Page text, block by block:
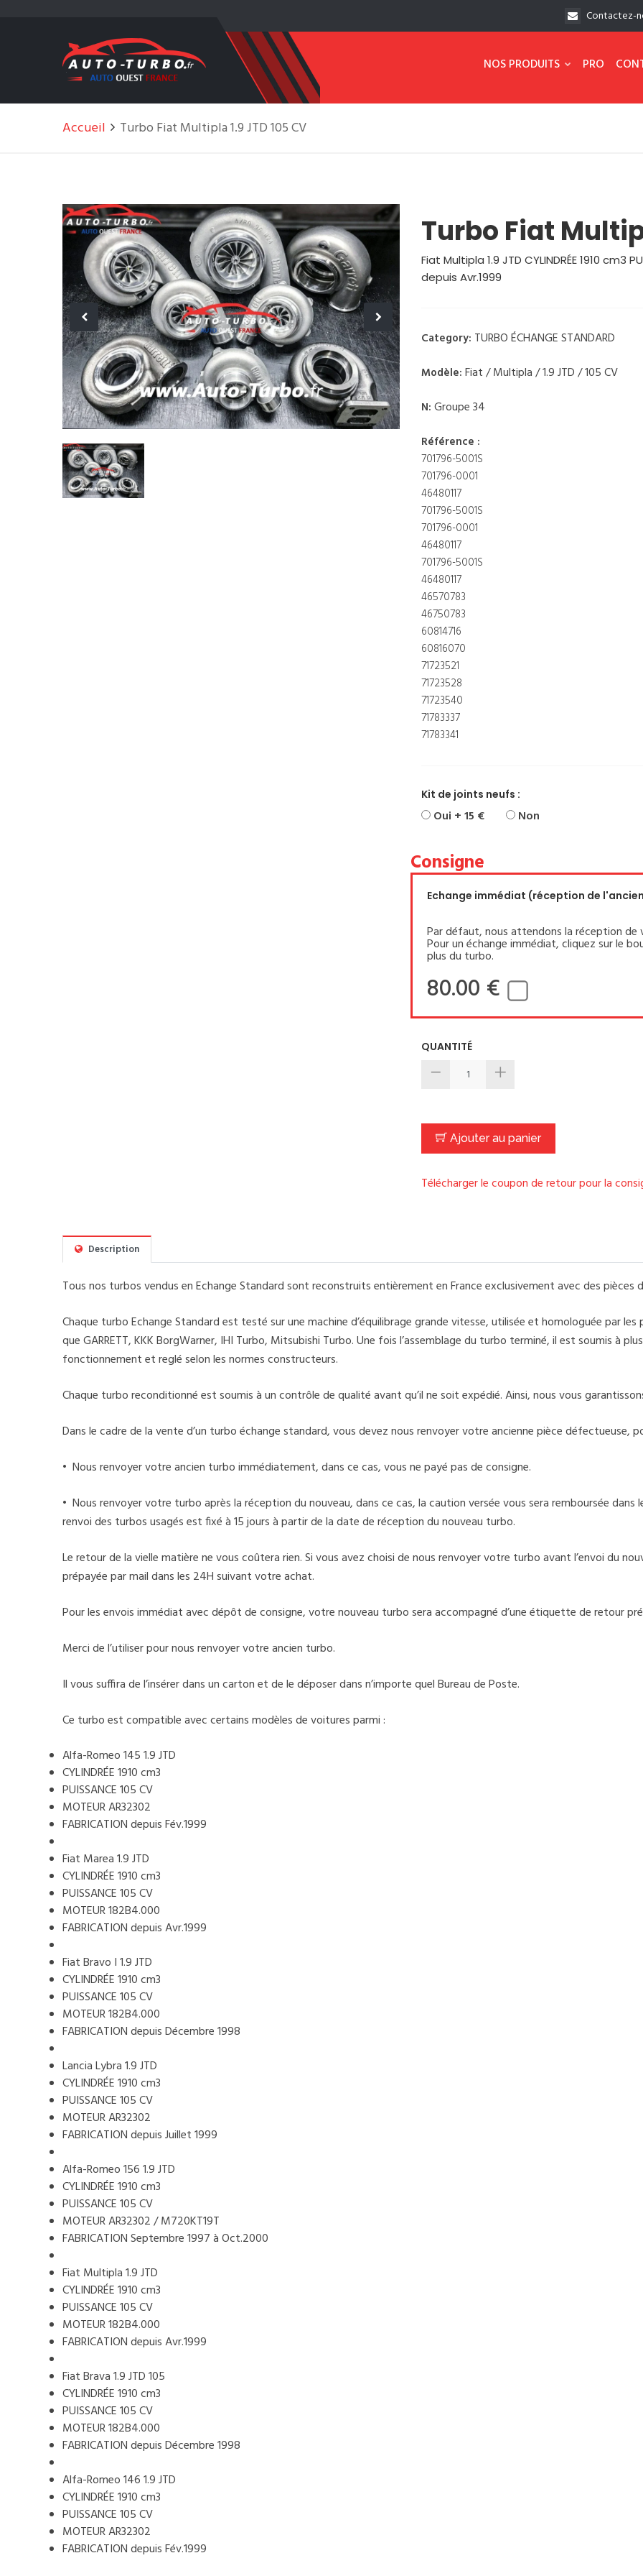
Contactez-
NOS PRODUITS PRO
Accueil Turbo Fiat Multipla 1.9 JTD 105 CV
Turbo Fiat
Fiat Multipla 1.9 JTD CYLINDRÉE 1910 cm3
depuis Avr.1999
Category: TURBO ÉCHANGE STANDARD
Modèle: Fiat / Multipla / 1.9 JTD / 105 CV
N: Groupe 34
Référence :
701796-5001S
701796-0001
46480117
701796-5001S
701796-0001
46480117
701796-5001S
46480117
46570783
46750783
60814716
60816070
71723521
71723528
71723540
71783337
71783341
Kit de joints neufs :
Oui + 15 € Non
Consigne
Echange immédiat (réception de
Par défaut, nous attendons la réception
Pour un échange immédiat, cliquez sur le
plus du turbo.
80.00 €
QUANTITÉ
Ajouter au panier
Télécharger le coupon de retour pour la
Description
Tous nos turbos vendus en Echange Standard sont reconstruits entièrement en France exclusivement avec des pièces
Chaque turbo Echange Standard est testé sur une machine d’équilibrage grande vitesse, utilisée et homologuée par
que GARRETT, KKK BorgWarner, IHI Turbo, Mitsubishi Turbo. Une fois l’assemblage du turbo terminé, il est soumis à
fonctionnement et reglé selon les normes constructeurs.
Chaque turbo reconditionné est soumis à un contrôle de qualité avant qu’il ne soit expédié. Ainsi, nous vous
Dans le cadre de la vente d’un turbo échange standard, vous devez nous renvoyer votre ancienne pièce défectueuse,
• Nous renvoyer votre ancien turbo immédiatement, dans ce cas, vous ne payé pas de consigne.
• Nous renvoyer votre turbo après la réception du nouveau, dans ce cas, la caution versée vous sera remboursée dans
renvoi des turbos usagés est fixé à 15 jours à partir de la date de réception du nouveau turbo.
Le retour de la vielle matière ne vous coûtera rien. Si vous avez choisi de nous renvoyer votre turbo avant l’envoi du
prépayée par mail dans les 24H suivant votre achat.
Pour les envois immédiat avec dépôt de consigne, votre nouveau turbo sera accompagné d’une étiquette de retour
Merci de l’utiliser pour nous renvoyer votre ancien turbo.
Il vous suffira de l’insérer dans un carton et de le déposer dans n’importe quel Bureau de Poste.
Ce turbo est compatible avec certains modèles de voitures parmi :
Alfa-Romeo 145 1.9 JTD
CYLINDRÉE 1910 cm3
PUISSANCE 105 CV
MOTEUR AR32302
FABRICATION depuis Fév.1999
Fiat Marea 1.9 JTD
CYLINDRÉE 1910 cm3
PUISSANCE 105 CV
MOTEUR 182B4.000
FABRICATION depuis Avr.1999
Fiat Bravo I 1.9 JTD
CYLINDRÉE 1910 cm3
PUISSANCE 105 CV
MOTEUR 182B4.000
FABRICATION depuis Décembre 1998
Lancia Lybra 1.9 JTD
CYLINDRÉE 1910 cm3
PUISSANCE 105 CV
MOTEUR AR32302
FABRICATION depuis Juillet 1999
Alfa-Romeo 156 1.9 JTD
CYLINDRÉE 1910 cm3
PUISSANCE 105 CV
MOTEUR AR32302 / M720KT19T
FABRICATION Septembre 1997 à Oct.2000
Fiat Multipla 1.9 JTD
CYLINDRÉE 1910 cm3
PUISSANCE 105 CV
MOTEUR 182B4.000
FABRICATION depuis Avr.1999
Fiat Brava 1.9 JTD 105
CYLINDRÉE 1910 cm3
PUISSANCE 105 CV
MOTEUR 182B4.000
FABRICATION depuis Décembre 1998
Alfa-Romeo 146 1.9 JTD
CYLINDRÉE 1910 cm3
PUISSANCE 105 CV
MOTEUR AR32302
FABRICATION depuis Fév.1999